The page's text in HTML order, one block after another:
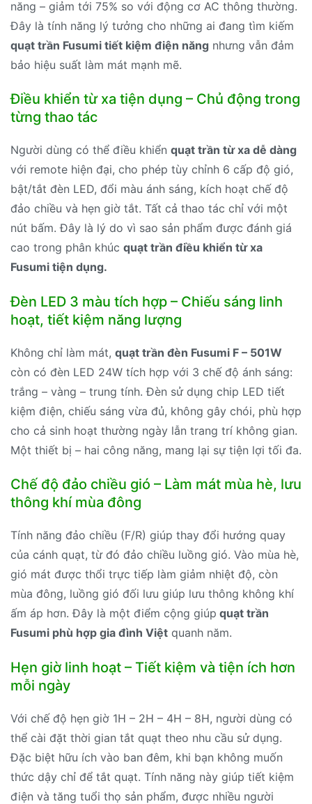
năng – giảm tới 75% so với động cơ AC thông thường.
Đây là tính năng lý tưởng cho những ai đang tìm kiếm
quạt trần Fusumi tiết kiệm điện năng nhưng vẫn đảm
bảo hiệu suất làm mát mạnh mẽ.
Điều khiển từ xa tiện dụng – Chủ động trong
từng thao tác
Người dùng có thể điều khiển quạt trần từ xa dễ dàng
với remote hiện đại, cho phép tùy chỉnh 6 cấp độ gió,
bật/tắt đèn LED, đổi màu ánh sáng, kích hoạt chế độ
đảo chiều và hẹn giờ tắt. Tất cả thao tác chỉ với một
nút bấm. Đây là lý do vì sao sản phẩm được đánh giá
cao trong phân khúc quạt trần điều khiển từ xa
Fusumi tiện dụng.
Đèn LED 3 màu tích hợp – Chiếu sáng linh
hoạt, tiết kiệm năng lượng
Không chỉ làm mát, quạt trần đèn Fusumi F – 501W
còn có đèn LED 24W tích hợp với 3 chế độ ánh sáng:
trắng – vàng – trung tính. Đèn sử dụng chip LED tiết
kiệm điện, chiếu sáng vừa đủ, không gây chói, phù hợp
cho cả sinh hoạt thường ngày lẫn trang trí không gian.
Một thiết bị – hai công năng, mang lại sự tiện lợi tối đa.
Chế độ đảo chiều gió – Làm mát mùa hè, lưu
thông khí mùa đông
Tính năng đảo chiều (F/R) giúp thay đổi hướng quay
của cánh quạt, từ đó đảo chiều luồng gió. Vào mùa hè,
gió mát được thổi trực tiếp làm giảm nhiệt độ, còn
mùa đông, luồng gió đối lưu giúp lưu thông không khí
ấm áp hơn. Đây là một điểm cộng giúp quạt trần
Fusumi phù hợp gia đình Việt quanh năm.
Hẹn giờ linh hoạt – Tiết kiệm và tiện ích hơn
mỗi ngày
Với chế độ hẹn giờ 1H – 2H – 4H – 8H, người dùng có
thể cài đặt thời gian tắt quạt theo nhu cầu sử dụng.
Đặc biệt hữu ích vào ban đêm, khi bạn không muốn
thức dậy chỉ để tắt quạt. Tính năng này giúp tiết kiệm
điện và tăng tuổi thọ sản phẩm, được nhiều người